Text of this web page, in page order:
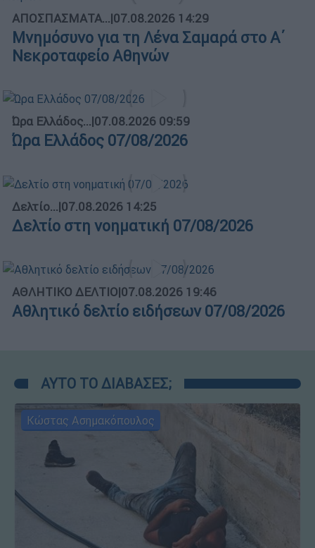
ΑΠΟΣΠΑΣΜΑΤΑ...|07.08.2026 14:29
Μνημόσυνο για τη Λένα Σαμαρά στο Α΄
Νεκροταφείο Αθηνών
Ώρα Ελλάδος...|07.08.2026 09:59
Ώρα Ελλάδος 07/08/2026
Δελτίο...|07.08.2026 14:25
Δελτίο στη νοηματική 07/08/2026
ΑΘΛΗΤΙΚΟ ΔΕΛΤΙΟ|07.08.2026 19:46
Αθλητικό δελτίο ειδήσεων 07/08/2026
ΑΥΤΟ ΤΟ ΔΙΑΒΑΣΕΣ;
Κώστας Ασημακόπουλος